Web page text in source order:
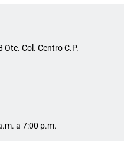
Col. Centro C.P.
a 7:00 p.m.